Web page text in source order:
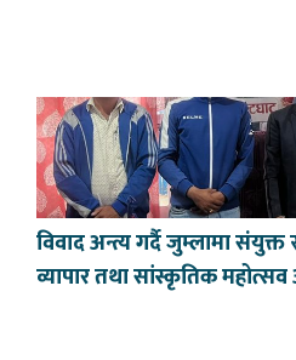
विवाद अन्त्य गर्दै जुम्लामा
व्यापार तथा सांस्कृतिक